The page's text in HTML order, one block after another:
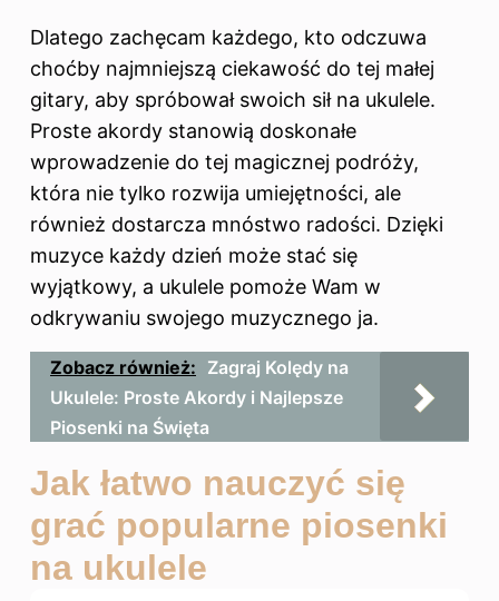
Dlatego zachęcam każdego, kto odczuwa
choćby najmniejszą ciekawość do tej małej
gitary, aby spróbował swoich sił na ukulele.
Proste akordy stanowią doskonałe
wprowadzenie do tej magicznej podróży,
która nie tylko rozwija umiejętności, ale
również dostarcza mnóstwo radości. Dzięki
muzyce każdy dzień może stać się
wyjątkowy, a ukulele pomoże Wam w
odkrywaniu swojego muzycznego ja.
Zobacz również: Zagraj Kolędy na
Ukulele: Proste Akordy i Najlepsze
Piosenki na Święta
Jak łatwo nauczyć się
grać popularne piosenki
na ukulele